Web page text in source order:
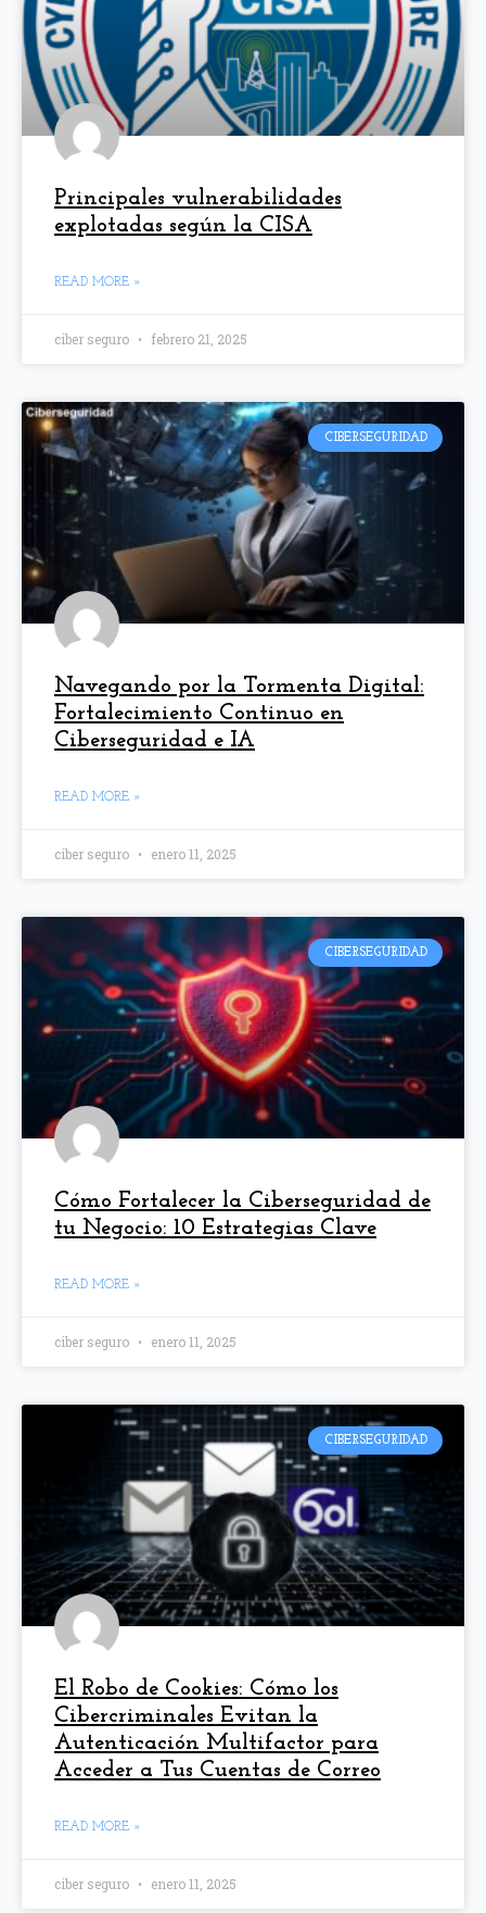
Principales vulnerabilidades
explotadas según la CISA
READ MORE »
ciber seguro febrero 21, 2025
CIBERSEGURIDAD
Navegando por la Tormenta Digital:
Fortalecimiento Continuo en
Ciberseguridad e IA
READ MORE »
ciber seguro enero 11, 2025
CIBERSEGURIDAD
Cómo Fortalecer la Ciberseguridad de
tu Negocio: 10 Estrategias Clave
READ MORE »
ciber seguro enero 11, 2025
CIBERSEGURIDAD
El Robo de Cookies: Cómo los
Cibercriminales Evitan la
Autenticación Multifactor para
Acceder a Tus Cuentas de Correo
READ MORE »
ciber seguro enero 11, 2025